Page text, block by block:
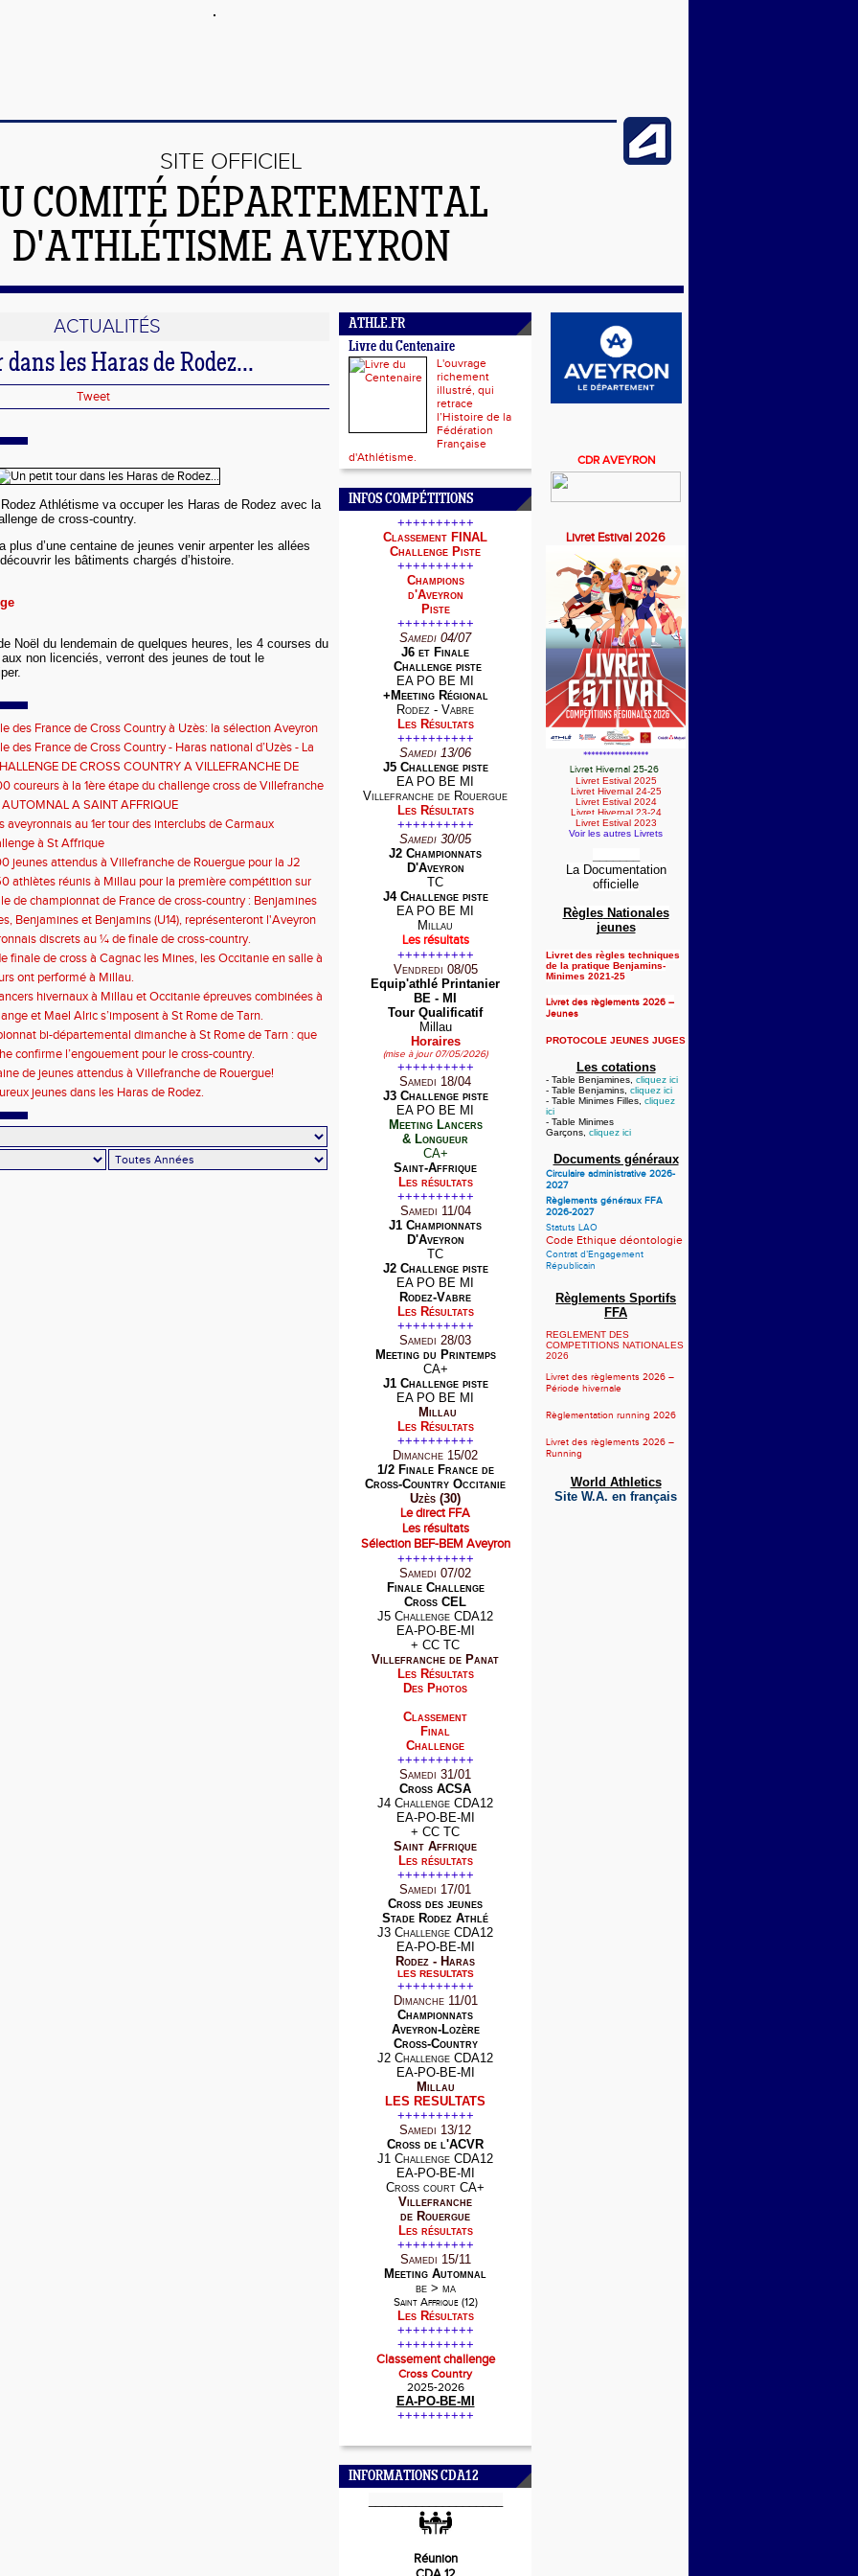
SITE OFFICIEL
COMITÉ DÉPARTEMENTAL
D'ATHLÉTISME AVEYRON
ACTUALITÉS
les Haras de Rodez...
Tweet
Athlétisme va occuper les Haras de Rodez avec la
de cross-country.
plus d’une centaine de jeunes venir arpenter les allées
les bâtiments chargés d’histoire.
Noël du lendemain de quelques heures, les 4 courses du
non licenciés, verront des jeunes de tout le
des France de Cross Country à Uzès: la sélection Aveyron
honoré le maillot!
des France de Cross Country - Haras national d’Uzès - La
BEF BEM motivée!
DE CROSS COUNTRY A VILLEFRANCHE DE
coureurs à la 1ère étape du challenge cross de Villefranche
AUTOMNAL A SAINT AFFRIQUE
aveyronnais au 1er tour des interclubs de Carmaux
à St Affrique
jeunes attendus à Villefranche de Rouergue pour la J2
athlètes réunis à Millau pour la première compétition sur
de championnat de France de cross-country : Benjamines
Aveyronnais dans la boue du parc de Vabre !
Benjamines et Benjamins (U14), représenteront l'Aveyron
Finales des France de Cross Country de Rodez
discrets au ¼ de finale de cross-country.
finale de cross à Cagnac les Mines, les Occitanie en salle à
ont performé à Millau.
hivernaux à Millau et Occitanie épreuves combinées à
et Mael Alric s’imposent à St Rome de Tarn.
bi-départemental dimanche à St Rome de Tarn : que
belle !!!
confirme l’engouement pour le cross-country.
de jeunes attendus à Villefranche de Rouergue!
jeunes dans les Haras de Rodez.
ATHLE.FR
Livre du Centenaire
L'ouvrage
richement
illustré, qui
retrace
l’Histoire de la
Fédération
Française
d'Athlétisme.
INFOS COMPÉTITIONS
++++++++++
Classement FINAL
Challenge Piste
++++++++++
Champions
d'Aveyron
Piste
++++++++++
Samedi 04/07
J6 et Finale
Challenge piste
EA PO BE MI
+Meeting Régional
Rodez - Vabre
Les Résultats
++++++++++
Samedi 13/06
J5 Challenge piste
EA PO BE MI
Villefranche de Rouergue
Les Résultats
++++++++++
Samedi 30/05
J2 Championnats
D'Aveyron
TC
J4 Challenge piste
EA PO BE MI
Millau
Les résultats
++++++++++
Vendredi 08/05
Equip'athlé Printanier
BE - MI
Tour Qualificatif
Millau
Horaires
(mise à jour 07/05/2026)
++++++++++
Samedi 18/04
J3 Challenge piste
EA PO BE MI
Meeting Lancers
& Longueur
CA+
Saint-Affrique
Les résultats
++++++++++
Samedi 11/04
J1 Championnats
D'Aveyron
TC
J2 Challenge piste
EA PO BE MI
Rodez-Vabre
Les Résultats
++++++++++
Samedi 28/03
Meeting du Printemps
CA+
J1 Challenge piste
EA PO BE MI
Millau
Les Résultats
++++++++++
Dimanche 15/02
1/2 Finale France de
Cross-Country Occitanie
Uzès (30)
Le direct FFA
Les résultats
Sélection BEF-BEM Aveyron
++++++++++
Samedi 07/02
Finale Challenge
Cross CEL
J5 Challenge CDA12
EA-PO-BE-MI
+ CC TC
Villefranche de Panat
Les Résultats
Des Photos
Classement
Final
Challenge
++++++++++
Samedi 31/01
Cross ACSA
J4 Challenge CDA12
EA-PO-BE-MI
+ CC TC
Saint Affrique
Les résultats
++++++++++
Samedi 17/01
Cross des jeunes
Stade Rodez Athlé
J3 Challenge CDA12
EA-PO-BE-MI
Rodez - Haras
LES RESULTATS
++++++++++
Dimanche 11/01
Championnats
Aveyron-Lozère
Cross-Country
J2 Challenge CDA12
EA-PO-BE-MI
Millau
LES RESULTATS
++++++++++
Samedi 13/12
Cross de l'ACVR
J1 Challenge CDA12
EA-PO-BE-MI
Cross court CA+
Villefranche
de Rouergue
Les résultats
++++++++++
Samedi 15/11
Meeting Automnal
be > ma
Saint Affrique (12)
Les Résultats
++++++++++
++++++++++
Classement challenge
Cross Country
2025-2026
EA-PO-BE-MI
++++++++++
INFORMATIONS CDA12
Réunion
CDR AVEYRON
Livret Estival 2026
*****************
Livret Hivernal 25-26
Livret Estival 2025
Livret Hivernal 24-25
Livret Estival 2024
Livret Hivernal 23-24
Livret Estival 2023
Voir les autres Livrets
La Documentation
officielle
RèglesNationales
jeunes
Livret des règles techniques
de la pratique Benjamins-
Minimes 2021-25
Livret des règlements 2026 –
Jeunes
PROTOCOLE JEUNES JUGES
Les cotations
- Table Benjamines, cliquez ici
- Table Benjamins, cliquez ici
- Table Minimes Filles, cliquez
ici
- Table Minimes
Garçons, cliquez ici
Documents généraux
Circulaire administrative 2026-
2027
Règlements généraux FFA
2026-2027
Statuts LAO
Code Ethique déontologie
Contrat d’Engagement
Républicain
Règlements Sportifs
FFA
REGLEMENT DES
COMPETITIONS NATIONALES ESTIVALES
2026
Livret des règlements 2026 –
Période hivernale
Règlementation running 2026
Livret des règlements 2026 –
Running
World Athletics
Site W.A. en français